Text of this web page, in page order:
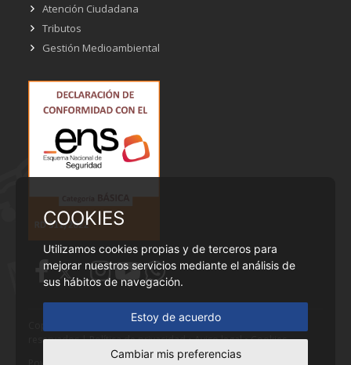
COOKIES
Utilizamos cookies propias y de terceros para
mejorar nuestros servicios mediante el análisis de
sus hábitos de navegación.
Estoy de acuerdo
Cambiar mis preferencias
Atención Ciudadana
Tributos
Gestión Medioambiental
Copyright © Ayuntamiento de Cobeña - Todos los derechos
reservados |Política de privacidad•Aviso legal•Cookies